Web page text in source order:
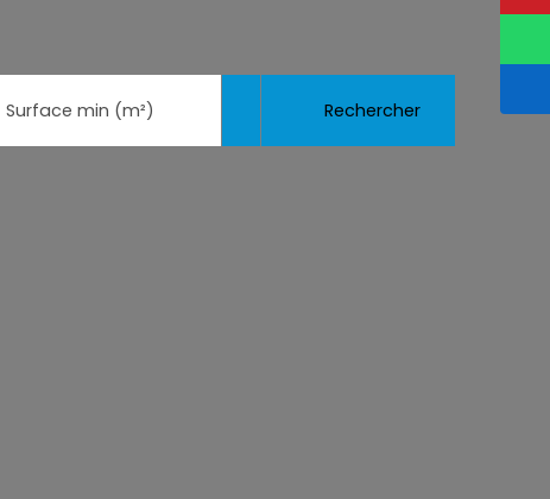
Surface min (m²) Rechercher